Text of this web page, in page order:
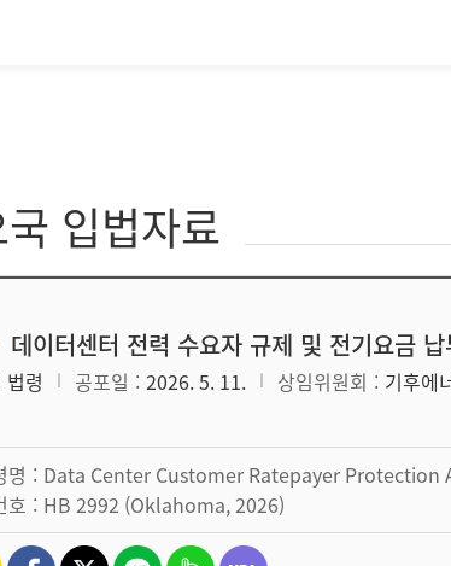
입법자료
데이터센터 전력 수요자 규제 및 전기요금
법령 공포일 2026. 5. 11. 상임위원회 기후에
명
Data Center Customer Ratepayer Protection
호
HB 2992 (Oklahoma, 2026)